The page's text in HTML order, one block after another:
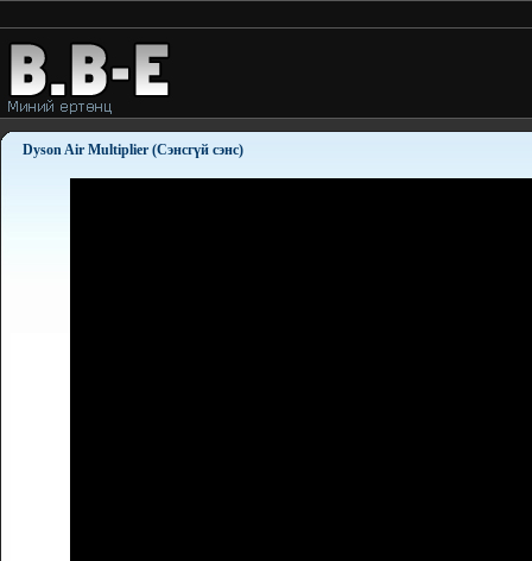
Dyson Air Multiplier (Сэнсгүй сэнс)